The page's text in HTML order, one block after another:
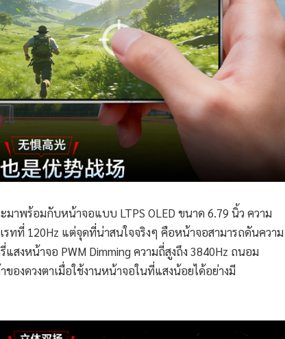
าพร้อมกับหน้าจอแบบ LTPS OLED ขนาด 6.79 นิ้ว ความ
รทที่ 120Hz แต่จุดที่น่าสนใจจริงๆ คือหน้าจอสามารถดันความ
สงหน้าจอ PWM Dimming ความถี่สูงถึง 3840Hz ถนอม
ของดวงตาเมื่อใช้งานหน้าจอในที่แสงน้อยได้อย่างมี